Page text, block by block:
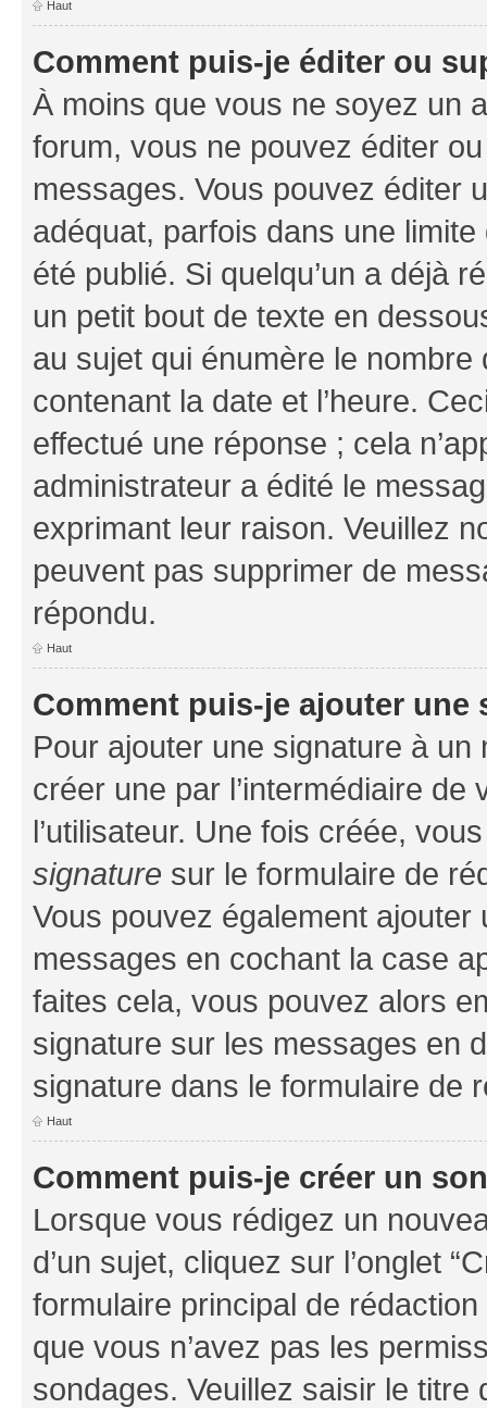
Haut
Comment puis-je éditer ou
À moins que vous ne soyez un
forum, vous ne pouvez éditer
messages. Vous pouvez éditer
adéquat, parfois dans une
été publié. Si quelqu’un a déjà
un petit bout de texte en
au sujet qui énumère le nombre
contenant la date et l’heure.
effectué une réponse ; cela
administrateur a édité le
exprimant leur raison. Veuillez
peuvent pas supprimer de
répondu.
Haut
Comment puis-je ajouter une
Pour ajouter une signature à un
créer une par l’intermédiaire
l’utilisateur. Une fois créée,
signature sur le formulaire de
Vous pouvez également
messages en cochant la case
faites cela, vous pouvez alors
signature sur les messages en
signature dans le formulaire de
Haut
Comment puis-je créer un
Lorsque vous rédigez un
d’un sujet, cliquez sur l’onglet
formulaire principal de
que vous n’avez pas les
sondages. Veuillez saisir le